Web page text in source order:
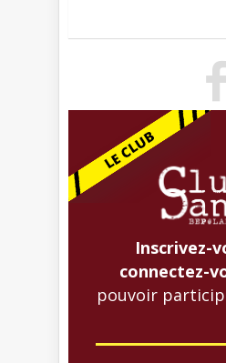
Inscrivez-
connectez-
pouvoir